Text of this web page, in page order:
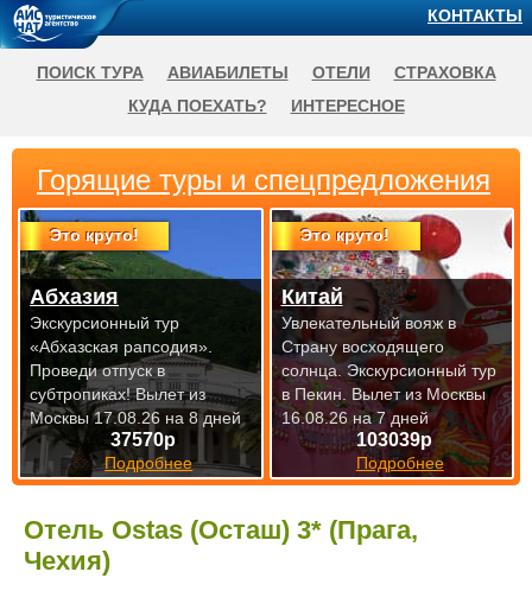
Отель Ostas (Осташ) 3* (Прага,
Чехия)
Горящие туры и спецпредложения
Это круто!
37570р
Подробнее
Абхазия
Экскурсионный тур
«Абхазская рапсодия».
Проведи отпуск в
субтропиках!Вылет из
Москвы 17.08.26 на 8 дней
Это круто!
103039р
Подробнее
Китай
Увлекательный вояж в
Страну восходящего
солнца. Экскурсионный тур
в Пекин. Вылет из Москвы
16.08.26 на 7 дней
КОНТАКТЫ
ПОИСК ТУРА АВИАБИЛЕТЫ ОТЕЛИ
СТРАХОВКА
КУДА ПОЕХАТЬ?
ИНТЕРЕСНОЕ